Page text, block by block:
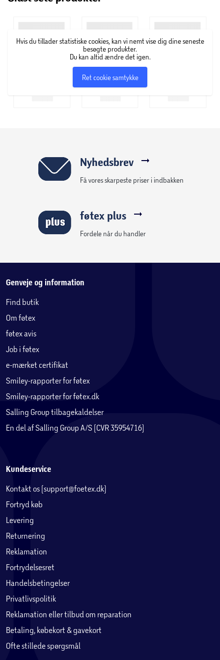
Hvis du tillader statistiske cookies, kan vi nemt vise dig dine seneste
besøgte produkter.
Du kan altid ændre det igen.
Ret cookie samtykke
Nyhedsbrev
Få vores skarpeste priser i indbakken
føtex plus
Fordele når du handler
Genveje og information
Find butik
Om føtex
føtex avis
Job i føtex
e-mærket certifikat
Smiley-rapporter for føtex
Smiley-rapporter for føtex.dk
Salling Group tilbagekaldelser
En del af Salling Group A/S (CVR 35954716)
Kundeservice
Kontakt os (support@foetex.dk)
Fortryd køb
Levering
Returnering
Reklamation
Fortrydelsesret
Handelsbetingelser
Privatlivspolitik
Reklamation eller tilbud om reparation
Betaling, købekort & gavekort
Ofte stillede spørgsmål